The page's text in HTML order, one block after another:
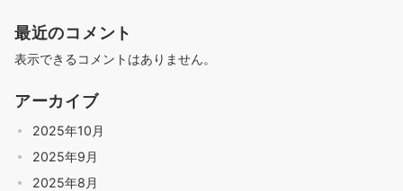
最近のコメント
表示できるコメントはありません。
アーカイブ
2025年10月
2025年9月
2025年8月